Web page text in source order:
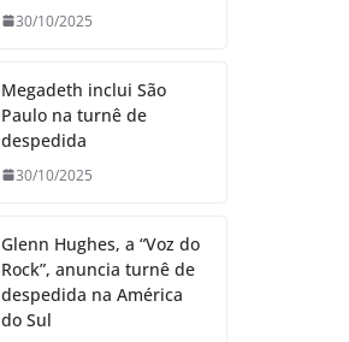
30/10/2025
Megadeth inclui São
Paulo na turnê de
despedida
30/10/2025
Glenn Hughes, a “Voz do
Rock”, anuncia turnê de
despedida na América
do Sul